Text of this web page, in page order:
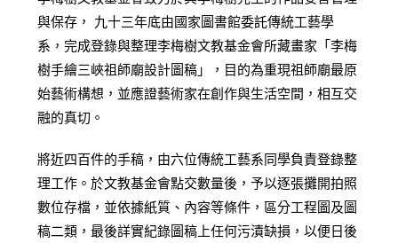
與保存， 九十三年底由國家圖書館委託傳統工藝學
系，完成登錄與整理李梅樹文教基金會所藏畫家「李梅
樹手繪三峽祖師廟設計圖稿」，目的為重現祖師廟最原
始藝術構想，並應證藝術家在創作與生活空間，相互交
融的真切。
將近四百件的手稿，由六位傳統工藝系同學負責登錄整
理工作。於文教基金會點交數量後，予以逐張攤開拍照
數位存檔，並依據紙質、內容等條件，區分工程圖及圖
稿二類，最後詳實紀錄圖稿上任何污漬缺損，以便日後